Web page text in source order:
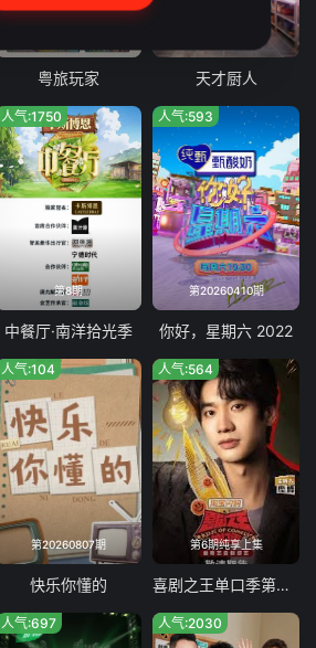
粤旅玩家 天才厨人
第8期
人气:1750
中餐厅·南洋拾光季
第20260410期
人气:593
你好，星期六 2022
第20260807期
人气:104
快乐你懂的
第6期纯享上集
人气:564
喜剧之王单口季第三季
人气:697 人气:2030